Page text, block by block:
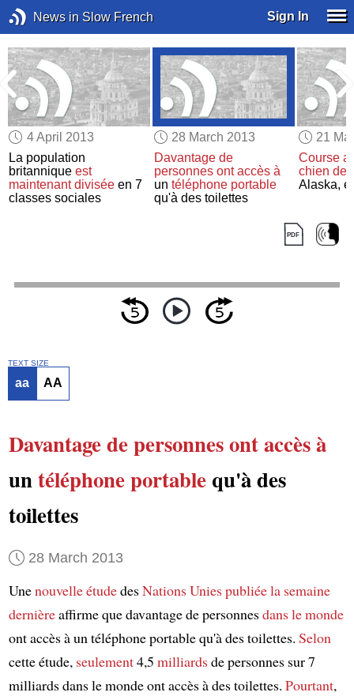
News in Slow French Sign In
4 April 2013
La population
britanniqueest
maintenant divisée en 7
classes sociales
28 March 2013
Davantage de
personnes ont accès à
un téléphone portable
qu'à des toilettes
21
Course
chien de
Alaska,
TEXT SIZE
aa AA
Davantage de personnesont accès à
untéléphone portablequ'à des
toilettes
28 March 2013
Unenouvelle étudedesNations Uniespubliéela semaine
dernièreaffirme que davantage de personnesdans le monde
ont accès à un téléphone portable qu'à des toilettes. Selon
cette étude, seulement4,5 milliardsde personnes sur 7
milliards dans le monde ont accès à des toilettes. Pourtant,